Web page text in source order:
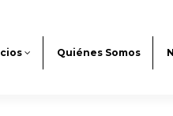
Quiénes Somos